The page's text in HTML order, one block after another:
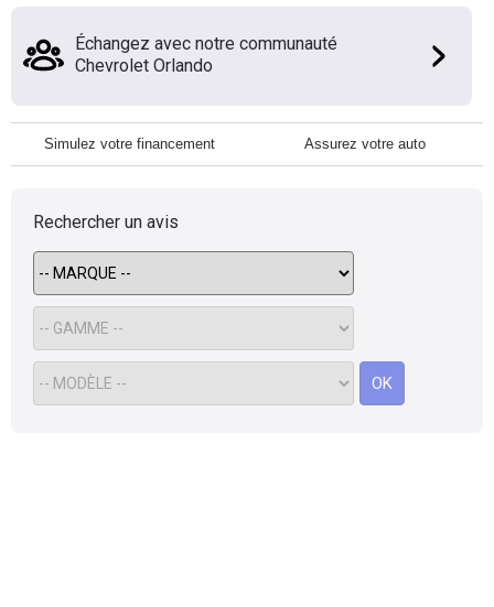
Échangez avec notre communauté
Chevrolet Orlando
Simulez votre financement Assurez votre auto
Rechercher un avis
OK